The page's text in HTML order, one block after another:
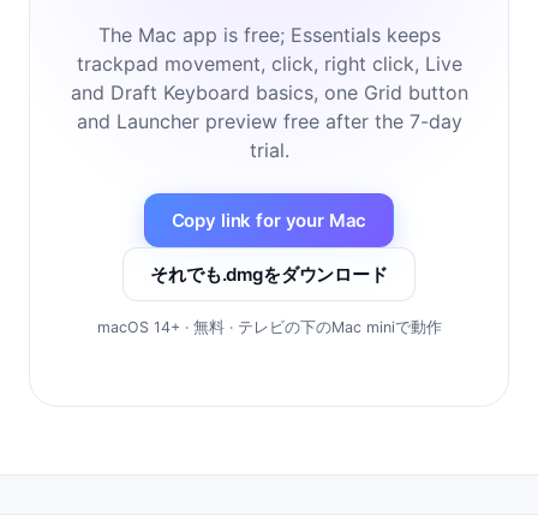
The Mac app is free; Essentials keeps
trackpad movement, click, right click, Live
and Draft Keyboard basics, one Grid button
and Launcher preview free after the 7-day
trial.
Copy link for your Mac
それでも.dmgをダウンロード
macOS 14+ · 無料 · テレビの下のMac miniで動作